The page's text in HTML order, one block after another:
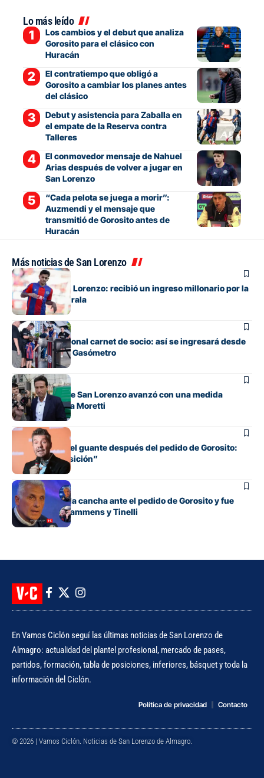
Lo más leído
Los cambios y el debut que analiza
Gorosito para el clásico con
Huracán
El contratiempo que obligó a
Gorosito a cambiar los planes antes
del clásico
Debut y asistencia para Zaballa en
el empate de la Reserva contra
Talleres
El conmovedor mensaje de Nahuel
Arias después de volver a jugar en
San Lorenzo
“Cada pelota se juega a morir”:
Auzmendi y el mensaje que
transmitió de Gorosito antes de
Huracán
Más noticias de San Lorenzo
Institucional
Alivio para San Lorenzo: recibió un ingreso millonario por la
venta de Elian Irala
Institucional
Adiós al tradicional carnet de socio: así se ingresará desde
ahora al Nuevo Gasómetro
Institucional
La dirigencia de San Lorenzo avanzó con una medida
histórica contra Moretti
Institucional
Tinelli recogió el guante después del pedido de Gorosito:
“Estoy a disposición”
Institucional
Culotta marcó la cancha ante el pedido de Gorosito y fue
lapidario con Lammens y Tinelli
En Vamos Ciclón seguí las últimas noticias de San Lorenzo de
Almagro: actualidad del plantel profesional, mercado de pases,
partidos, formación, tabla de posiciones, inferiores, básquet y toda la
información del Ciclón.
Política de privacidad Contacto
© 2026 | Vamos Ciclón. Noticias de San Lorenzo de Almagro.